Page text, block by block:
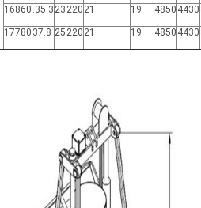
16860 .35.3 23 220 21 19 4850 4430
17780 37.8 25 220 21 19 4850 4430